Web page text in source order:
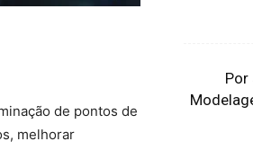
de pontos de
melhorar
Por